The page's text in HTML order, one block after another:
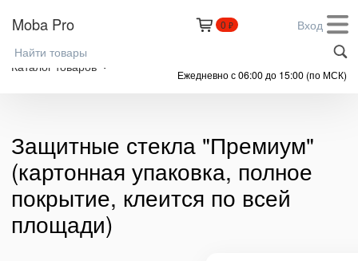
Moba Pro 0 ₽ Вход
Каталог товаров
+7 (999) 305-61-91
Ежедневно с 06:00 до 15:00 (по МСК)
Защитные стекла "Премиум"
(картонная упаковка, полное
покрытие, клеится по всей
площади)